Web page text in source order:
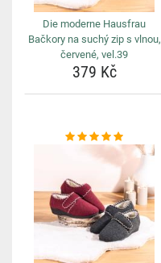
Die moderne Hausfrau
Bačkory na suchý zip s vlnou,
červené, vel.39
379 Kč